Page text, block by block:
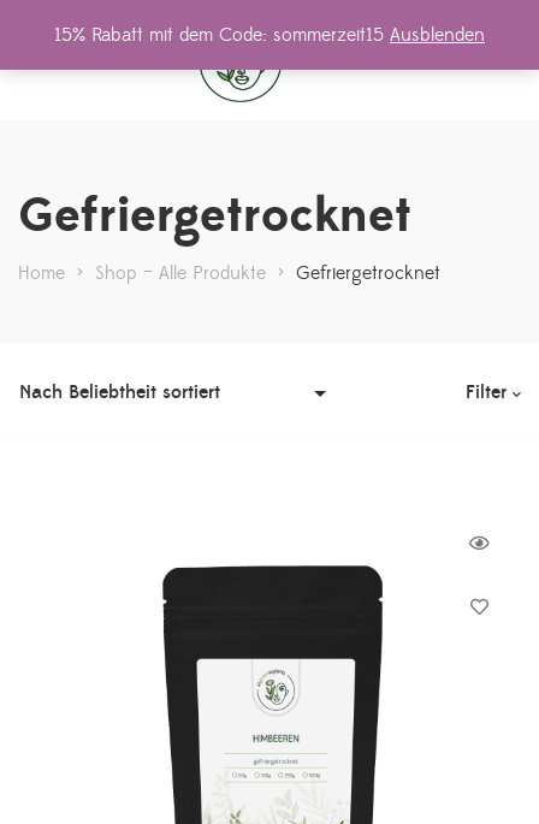
Gefriergetrocknet
Home > Shop – Alle Produkte > Gefriergetrocknet
Filter
15% Rabatt mit dem Code: sommerzeit15 Ausblenden